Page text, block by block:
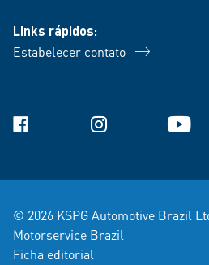
Links rápidos:
Estabelecer contato
Facebook Instagram YouTube
© 2026 KSPG Automotive Brazil
Motorservice Brazil
Ficha editorial